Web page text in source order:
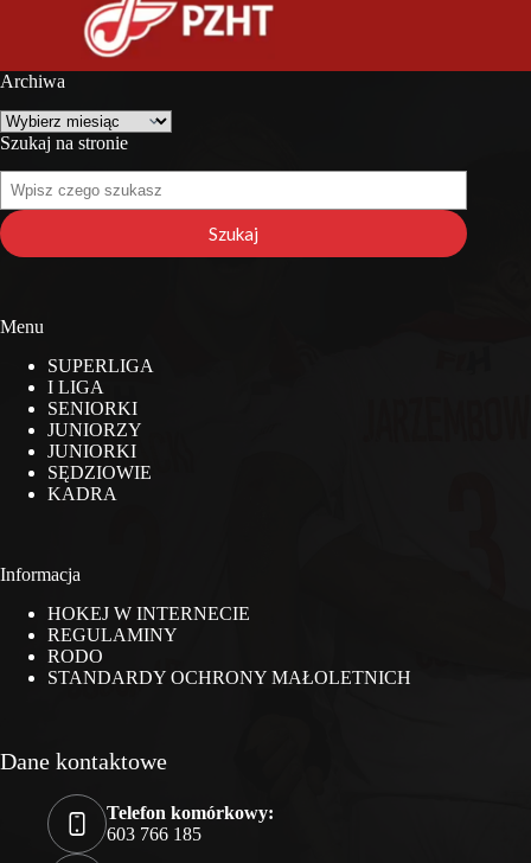
Archiwa
Archiwa
Szukaj na stronie
Szukaj
na
stronie
Szukaj
Menu
SUPERLIGA
I LIGA
SENIORKI
JUNIORZY
JUNIORKI
SĘDZIOWIE
KADRA
Informacja
HOKEJ W INTERNECIE
REGULAMINY
RODO
STANDARDY OCHRONY MAŁOLETNICH
Dane kontaktowe
Telefon komórkowy:
603 766 185